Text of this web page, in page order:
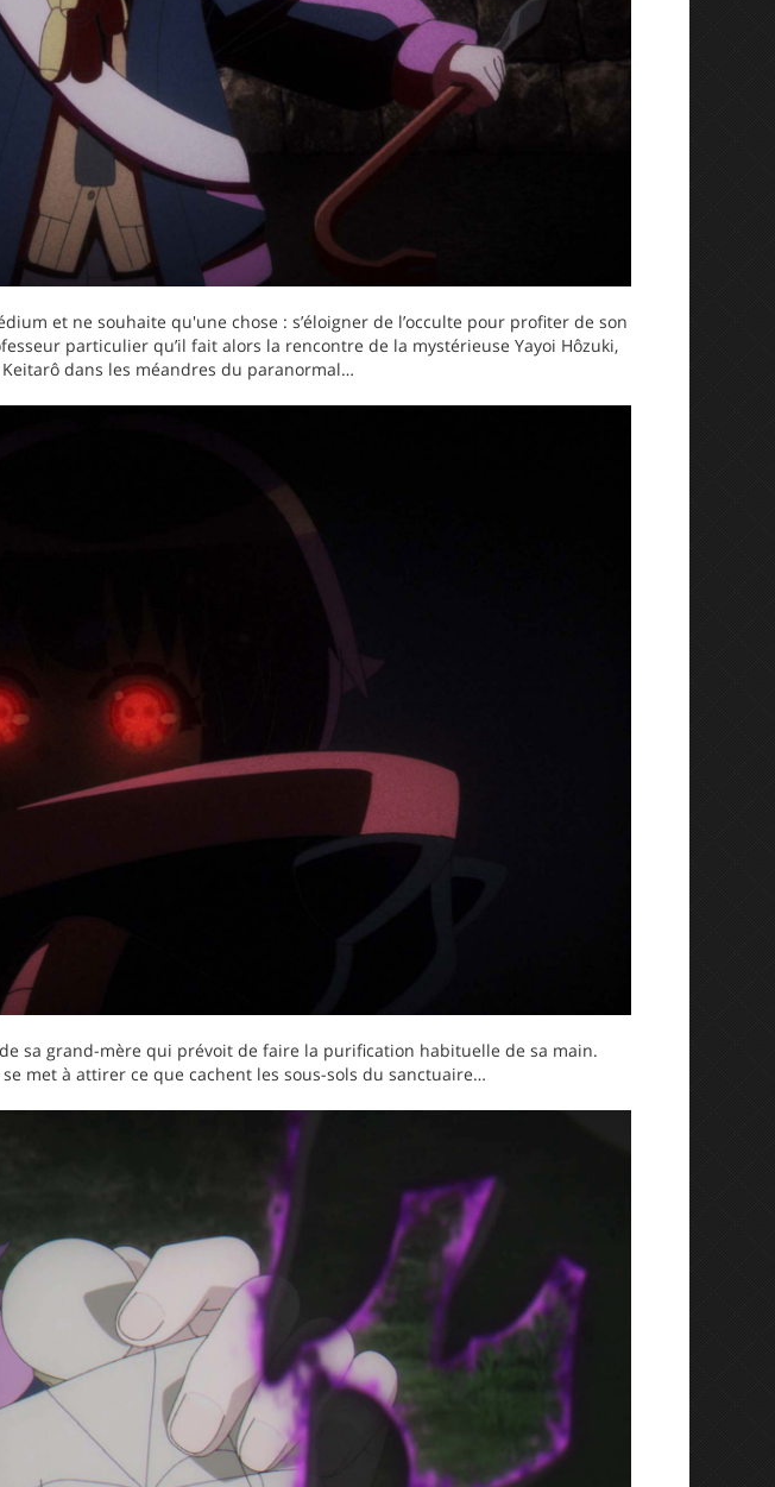
et ne souhaite qu'une chose : s’éloigner de l’occulte pour profiter de son
particulier qu’il fait alors la rencontre de la mystérieuse Yayoi Hôzuki,
dans les méandres du paranormal…
sa grand-mère qui prévoit de faire la purification habituelle de sa main.
met à attirer ce que cachent les sous-sols du sanctuaire…